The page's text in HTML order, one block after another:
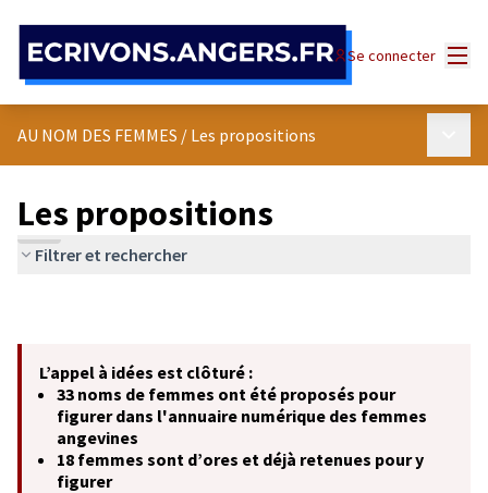
Se connecter
AU NOM DES FEMMES / Les propositions
Les propositions
Filtrer et rechercher
L’appel à idées est clôturé :
33 noms de femmes ont été proposés pour
figurer dans l'annuaire numérique des femmes
angevines
18 femmes sont d’ores et déjà retenues pour y
figurer